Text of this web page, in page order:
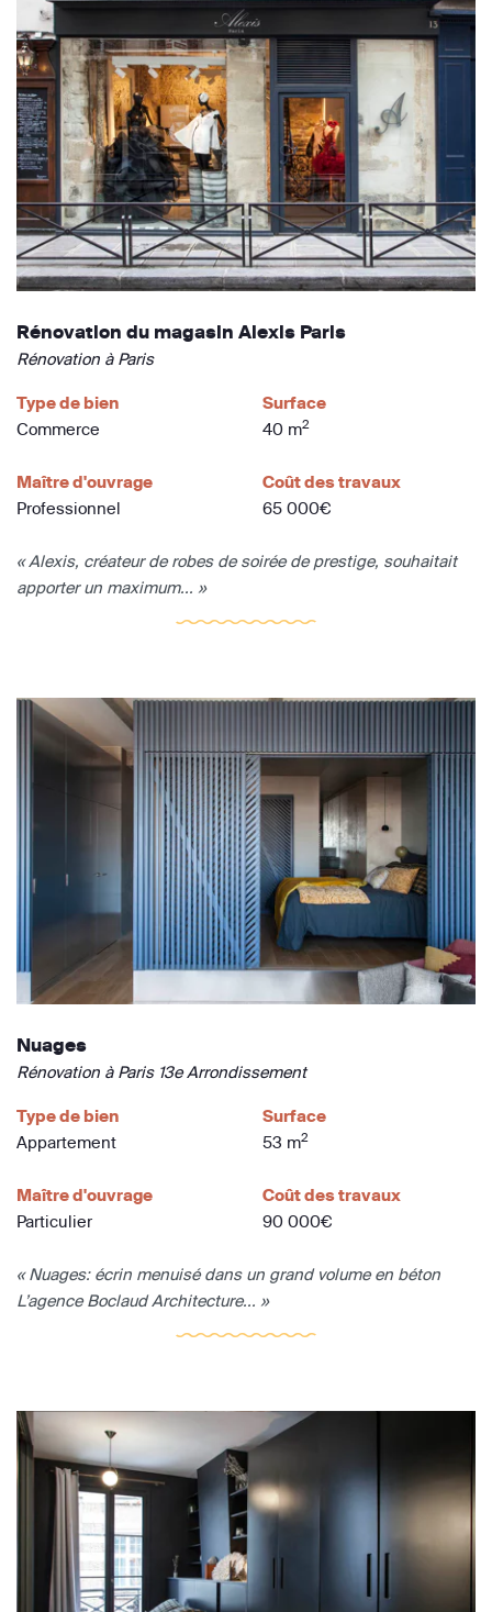
Rénovation du magasin Alexis Paris
Rénovation à Paris
Type de bien
Commerce
Surface
40 m2
Maître d'ouvrage
Professionnel
Coût des travaux
65 000€
« Alexis, créateur de robes de soirée de prestige, souhaitait
apporter un maximum... »
Nuages
Rénovation à Paris 13e Arrondissement
Type de bien
Appartement
Surface
53 m2
Maître d'ouvrage
Particulier
Coût des travaux
90 000€
« Nuages: écrin menuisé dans un grand volume en béton
L’agence Boclaud Architecture... »